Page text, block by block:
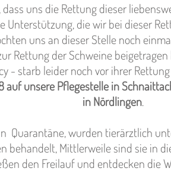
uns die Rettung dieser
Unterstützung, die wir bei dieser
uns an dieser Stelle noch
Rettung der Schweine
- starb leider noch vor ihrer
auf unsere Pflegestelle in
in Nördlingen.
in Quarantäne, wurden tierärztlich
behandelt, Mittlerweile sind sie in
den Freilauf und entdecken die